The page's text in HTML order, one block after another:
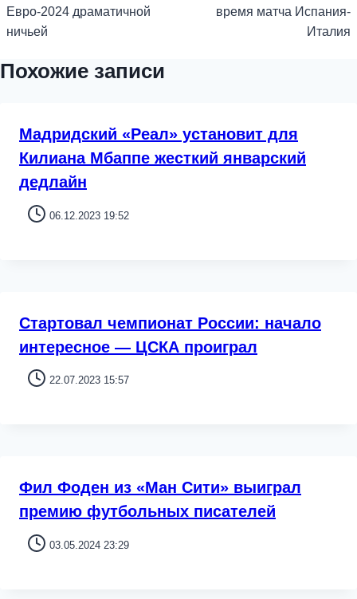
Евро-2024 драматичной
ничьей
время матча Испания-
Италия
Похожие записи
Мадридский «Реал» установит для
Килиана Мбаппе жесткий январский
дедлайн
06.12.2023 19:52
Стартовал чемпионат России: начало
интересное — ЦСКА проиграл
22.07.2023 15:57
Фил Фоден из «Ман Сити» выиграл
премию футбольных писателей
03.05.2024 23:29